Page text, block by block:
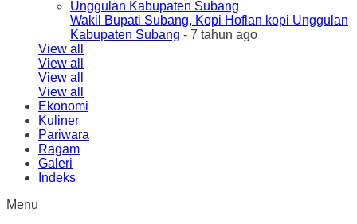
Wakil Bupati Subang, Kopi Hoflan kopi Unggulan
Kabupaten Subang - 7 tahun ago
View all
View all
View all
View all
Ekonomi
Kuliner
Pariwara
Ragam
Galeri
Indeks
Menu